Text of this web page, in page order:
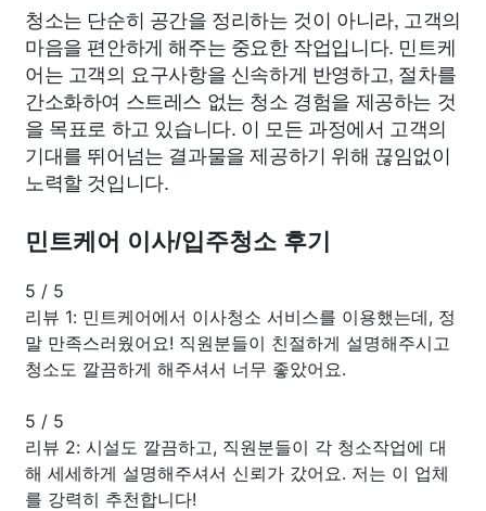
청소는 단순히 공간을 정리하는 것이 아니라, 고객의
마음을 편안하게 해주는 중요한 작업입니다. 민트케
어는 고객의 요구사항을 신속하게 반영하고, 절차를
간소화하여 스트레스 없는 청소 경험을 제공하는 것
을 목표로 하고 있습니다. 이 모든 과정에서 고객의
기대를 뛰어넘는 결과물을 제공하기 위해 끊임없이
노력할 것입니다.
민트케어 이사/입주청소 후기
5 / 5
리뷰 1: 민트케어에서 이사청소 서비스를 이용했는데, 정
말 만족스러웠어요! 직원분들이 친절하게 설명해주시고
청소도 깔끔하게 해주셔서 너무 좋았어요.
5 / 5
리뷰 2: 시설도 깔끔하고, 직원분들이 각 청소작업에 대
해 세세하게 설명해주셔서 신뢰가 갔어요. 저는 이 업체
를 강력히 추천합니다!